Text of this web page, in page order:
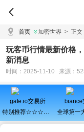
首页 加密世界 > 正文
玩客币行情最新价格
新消息
时间：2025-11-10 来源：
gate.io交易所
特别推荐☆☆☆百倍币之王
biance